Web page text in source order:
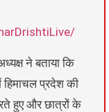
ने बताया कि
हिमाचल प्रदेश की
हुए और छात्रों के